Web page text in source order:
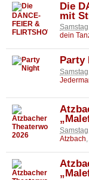
Die
mit
dein
Party
Atzbach